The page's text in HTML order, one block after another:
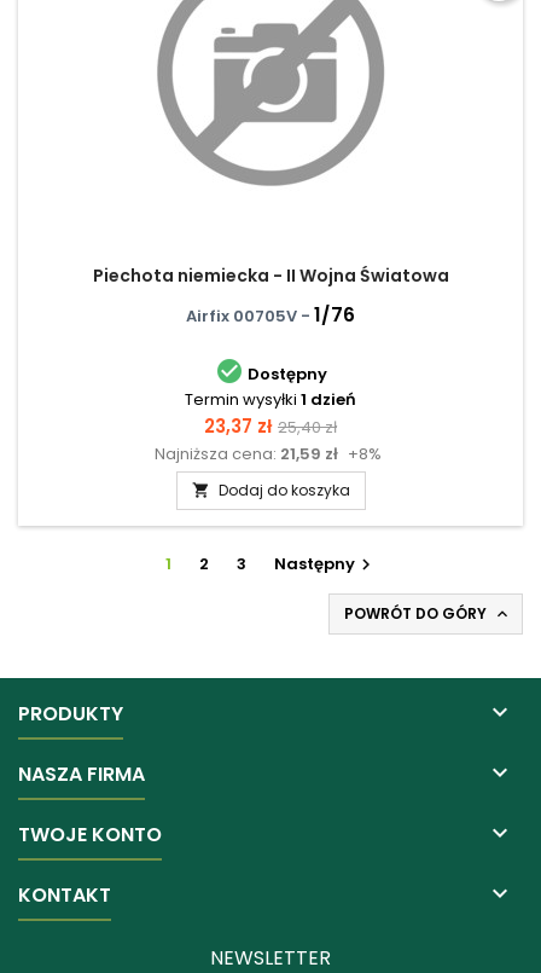
Piechota niemiecka - II Wojna Światowa
Airfix 00705V - 1/76
 Dostępny
Termin wysyłki 1 dzień
Cena
23,37 zł Cena
podstawowa
25,40 zł
Najniższa cena: 21,59 zł +8%
 Dodaj do koszyka
1 2 3 Następny
POWRÓT DO GÓRY 
PRODUKTY 
NASZA FIRMA 
TWOJE KONTO 
KONTAKT 
NEWSLETTER